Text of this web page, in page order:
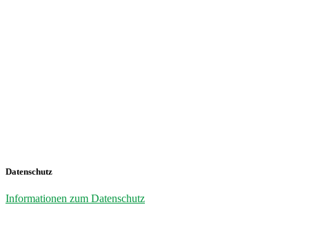
Datenschutz
Informationen zum Datenschutz